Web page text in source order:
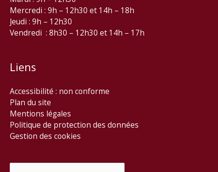
Mercredi : 9h – 12h30 et 14h – 18h
Jeudi : 9h – 12h30
Vendredi : 8h30 – 12h30 et 14h – 17h
Liens
Accessibilité : non conforme
Plan du site
Mentions légales
Politique de protection des données
Gestion des cookies